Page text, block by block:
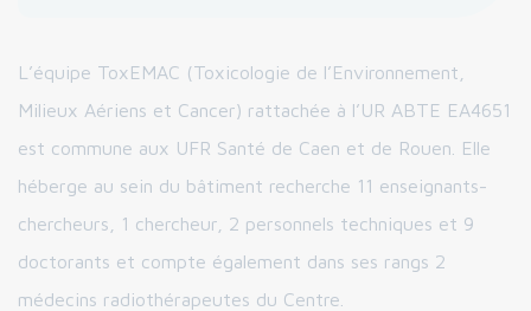
L’équipe ToxEMAC (Toxicologie de l’Environnement,
Milieux Aériens et Cancer) rattachée à l’UR ABTE EA4651
est commune aux UFR Santé de Caen et de Rouen. Elle
héberge au sein du bâtiment recherche 11 enseignants-
chercheurs, 1 chercheur, 2 personnels techniques et 9
doctorants et compte également dans ses rangs 2
médecins radiothérapeutes du Centre.